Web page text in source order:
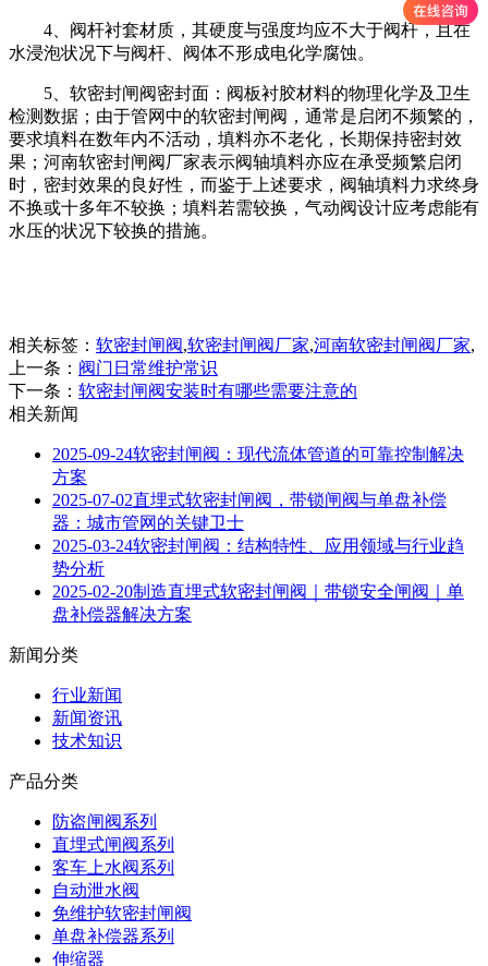
4、阀杆衬套材质，其硬度与强度均应不大于阀杆，且在
水浸泡状况下与阀杆、阀体不形成电化学腐蚀。
5、软密封闸阀密封面：阀板衬胶材料的物理化学及卫生
检测数据；由于管网中的软密封闸阀，通常是启闭不频繁的，
要求填料在数年内不活动，填料亦不老化，长期保持密封效
果；河南软密封闸阀厂家表示阀轴填料亦应在承受频繁启闭
时，密封效果的良好性，而鉴于上述要求，阀轴填料力求终身
不换或十多年不较换；填料若需较换，气动阀设计应考虑能有
水压的状况下较换的措施。
相关标签： 软密封闸阀,软密封闸阀厂家,河南软密封闸阀厂家,
上一条： 阀门日常维护常识
下一条： 软密封闸阀安装时有哪些需要注意的
相关新闻
2025-09-24软密封闸阀：现代流体管道的可靠控制解决
方案
2025-07-02直埋式软密封闸阀，带锁闸阀与单盘补偿
器：城市管网的关键卫士
2025-03-24软密封闸阀：结构特性、应用领域与行业趋
势分析
2025-02-20制造直埋式软密封闸阀｜带锁安全闸阀｜单
盘补偿器解决方案
新闻分类
行业新闻
新闻资讯
技术知识
产品分类
防盗闸阀系列
直埋式闸阀系列
客车上水阀系列
自动泄水阀
免维护软密封闸阀
单盘补偿器系列
伸缩器